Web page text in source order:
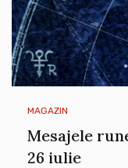
MAGAZIN
Mesajele
26 iulie